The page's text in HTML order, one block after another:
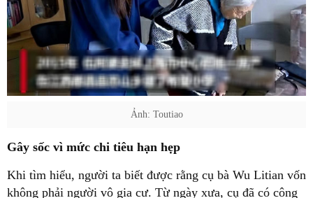
Ảnh: Toutiao
Gây sốc vì mức chi tiêu hạn hẹp
Khi tìm hiểu, người ta biết được rằng cụ bà Wu Litian vốn
không phải người vô gia cư. Từ ngày xưa, cụ đã có công